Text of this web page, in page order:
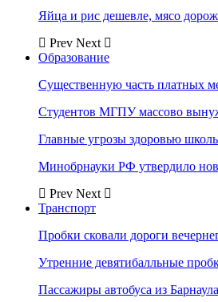
Яйца и рис дешевле, мясо
Prev Next
Образование
Существенную часть платных
Студентов МГПУ массово
Главные угрозы здоровью
Минобрнауки РФ утвердило
Prev Next
Транспорт
Пробки сковали дороги
Утренние девятибалльные
Пассажиры автобуса из